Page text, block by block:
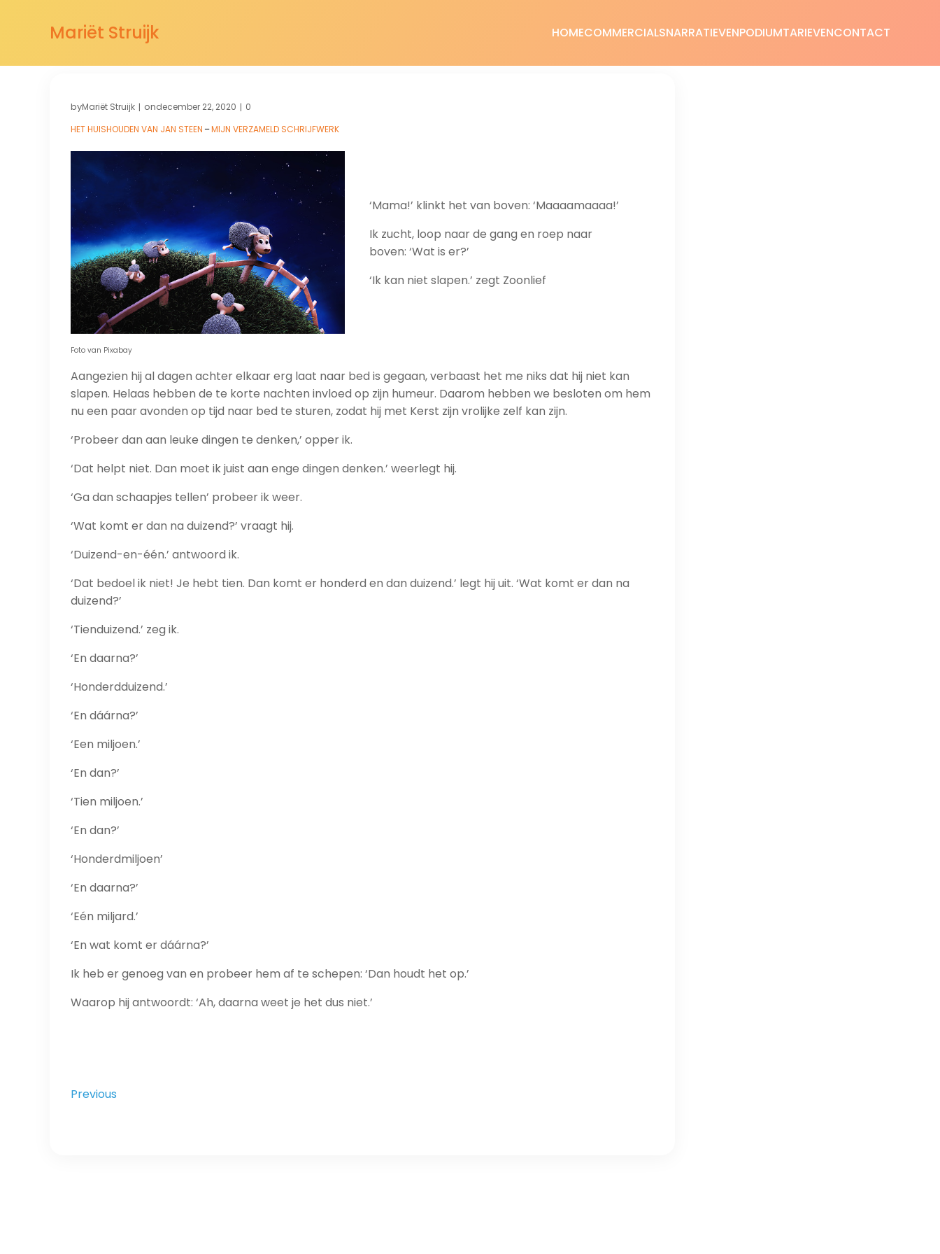
Mariët Struijk HOMECOMMERCIALSNARRATIEVENPODIUMTARIEVENCONTACT
byMariët Struijk | ondecember 22, 2020 | 0
HET HUISHOUDEN VAN JAN STEEN–MIJN VERZAMELD SCHRIJFWERK
‘Mama!’ klinkt het van boven: ‘Maaaamaaaa!’
Ik zucht, loop naar de gang en roep naar
boven: ‘Wat is er?’
‘Ik kan niet slapen.’ zegt Zoonlief
Foto van Pixabay
Aangezien hij al dagen achter elkaar erg laat naar bed is gegaan, verbaast het me niks dat hij niet kan
slapen. Helaas hebben de te korte nachten invloed op zijn humeur. Daarom hebben we besloten om hem
nu een paar avonden op tijd naar bed te sturen, zodat hij met Kerst zijn vrolijke zelf kan zijn.
‘Probeer dan aan leuke dingen te denken,’ opper ik.
‘Dat helpt niet. Dan moet ik juist aan enge dingen denken.’ weerlegt hij.
‘Ga dan schaapjes tellen’ probeer ik weer.
‘Wat komt er dan na duizend?’ vraagt hij.
‘Duizend-en-één.’ antwoord ik.
‘Dat bedoel ik niet! Je hebt tien. Dan komt er honderd en dan duizend.’ legt hij uit. ‘Wat komt er dan na
duizend?’
‘Tienduizend.’ zeg ik.
‘En daarna?’
‘Honderdduizend.’
‘En dáárna?’
‘Een miljoen.’
‘En dan?’
‘Tien miljoen.’
‘En dan?’
‘Honderdmiljoen’
‘En daarna?’
‘Eén miljard.’
‘En wat komt er dáárna?’
Ik heb er genoeg van en probeer hem af te schepen: ‘Dan houdt het op.’
Waarop hij antwoordt: ‘Ah, daarna weet je het dus niet.’
Previous